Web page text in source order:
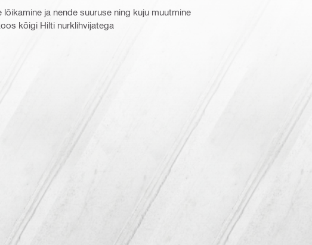
lõikamine ja nende suuruse ning kuju muutmine
kõigi Hilti nurklihvijatega